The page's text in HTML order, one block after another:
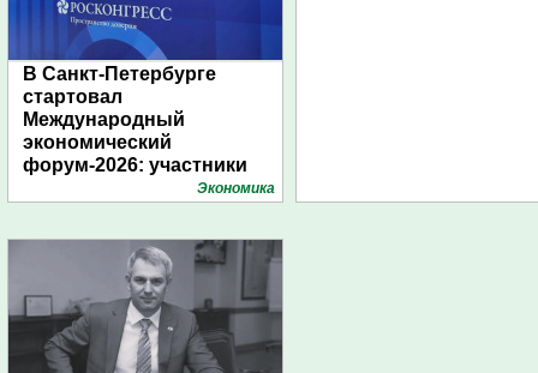
В Санкт-Петербурге
стартовал
Международный
экономический
форум-2026: участники
подготовили креативные
Экономика